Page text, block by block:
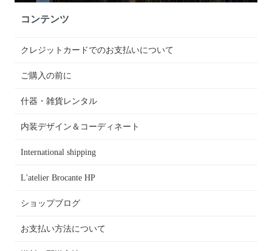
コンテンツ
クレジットカードでのお支払いについて
ご購入の前に
什器・雑貨レンタル
内装デザイン＆コーディネート
International shipping
L'atelier Brocante HP
ショップブログ
お支払い方法について